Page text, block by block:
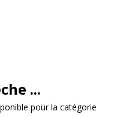
...
pour la catégorie